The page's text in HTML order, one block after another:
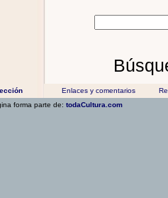
Enlaces y comentarios
forma parte de: todaCultura.com